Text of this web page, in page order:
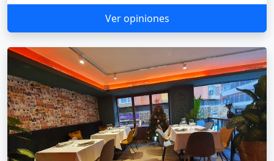
Ver opiniones